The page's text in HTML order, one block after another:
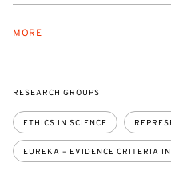
MORE
RESEARCH GROUPS
ETHICS IN SCIENCE
EUREKA – EVIDENCE CRITERIA